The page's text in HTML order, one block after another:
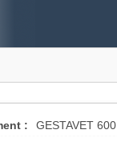
:
GESTAVET